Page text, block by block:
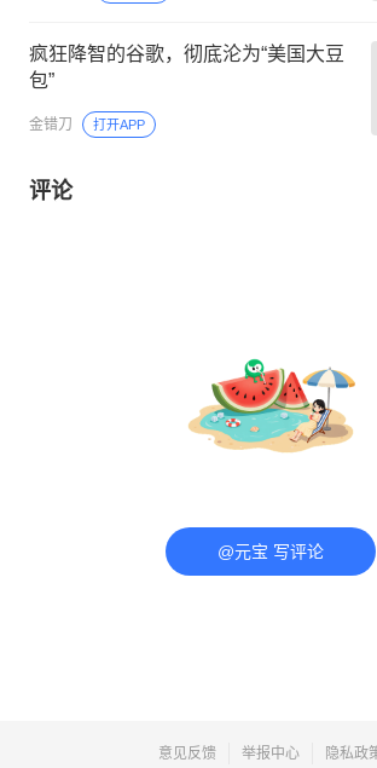
疯狂降智的谷歌，彻底沦为“美国大豆
包”
金错刀 打开APP
评论
@元宝 写评论
意见反馈 举报中心 隐私政